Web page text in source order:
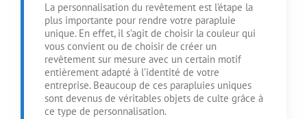
La personnalisation du revêtement est l’étape la
plus importante pour rendre votre parapluie
unique. En effet, il s’agit de choisir la couleur qui
vous convient ou de choisir de créer un
revêtement sur mesure avec un certain motif
entièrement adapté à l’identité de votre
entreprise. Beaucoup de ces parapluies uniques
sont devenus de véritables objets de culte grâce à
ce type de personnalisation.